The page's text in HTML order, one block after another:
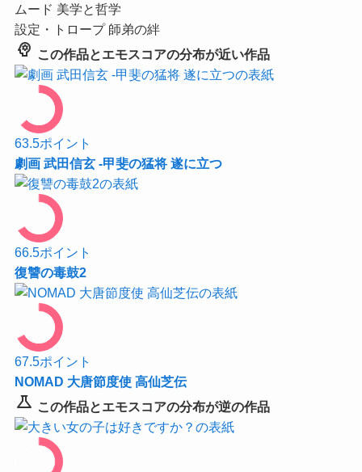
ムード 美学と哲学
設定・トロープ 師弟の絆
psychology この作品とエモスコアの分布が近い作品
63.5ポイント
劇画 武田信玄 -甲斐の猛将 遂に立つ
66.5ポイント
復讐の毒鼓2
67.5ポイント
NOMAD 大唐節度使 高仙芝伝
science この作品とエモスコアの分布が逆の作品